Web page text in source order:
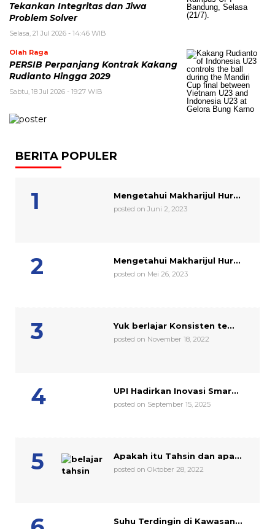
Tekankan Integritas dan Jiwa
Problem Solver
Selasa, 21 Jul 2026 - 14:46 WIB
Olah Raga
PERSIB Perpanjang Kontrak Kakang
Rudianto Hingga 2029
Sabtu, 18 Jul 2026 - 19:27 WIB
BERITA POPULER
Mengetahui Makharijul Hur...
posted on Juni 2, 2023
Mengetahui Makharijul Hur...
posted on Mei 26, 2023
Yuk berlajar Konsisten te...
posted on November 18, 2022
UPI Hadirkan Inovasi Smar...
posted on September 15, 2025
Apakah itu Tahsin dan apa...
posted on Oktober 28, 2022
Suhu Terdingin di Kawasan...